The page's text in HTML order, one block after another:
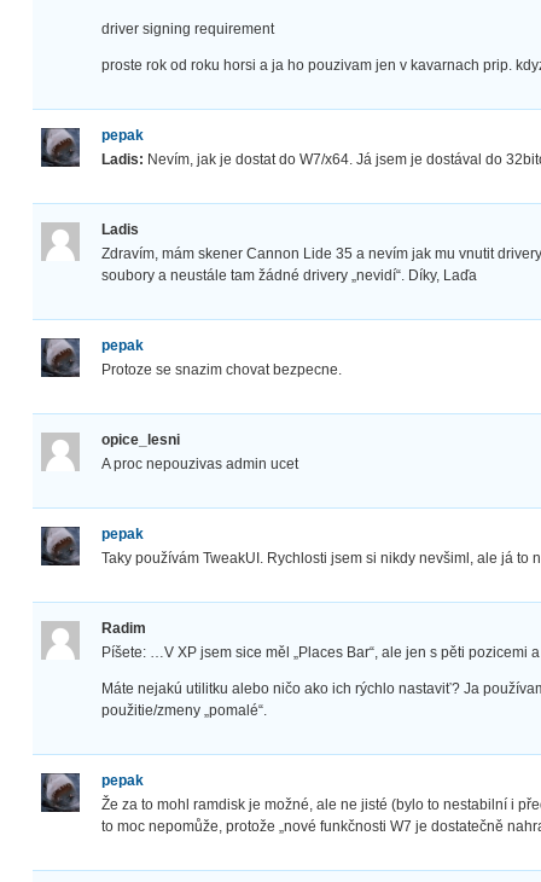
driver signing requirement
proste rok od roku horsi a ja ho pouzivam jen v kavarnach prip.
pepak
Ladis: Nevím, jak je dostat do W7/x64. Já jsem je dostával do
Ladis
Zdravím, mám skener Cannon Lide 35 a nevím jak mu vnutit
soubory a neustále tam žádné drivery „nevidí“. Díky, Laďa
pepak
Protoze se snazim chovat bezpecne.
opice_lesni
A proc nepouzivas admin ucet
pepak
Taky používám TweakUI. Rychlosti jsem si nikdy nevšiml, ale já to
Radim
Píšete: …V XP jsem sice měl „Places Bar“, ale jen s pěti
Máte nejakú utilitku alebo ničo ako ich rýchlo nastaviť? Ja
použitie/zmeny „pomalé“.
pepak
Že za to mohl ramdisk je možné, ale ne jisté (bylo to nestabilní i
to moc nepomůže, protože „nové funkčnosti W7 je dostatečně